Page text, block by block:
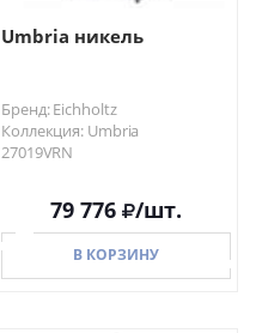
Umbria никель
Бренд: Eichholtz
Коллекция: Umbria
27019VRN
79 776 /шт.
В КОРЗИНУ